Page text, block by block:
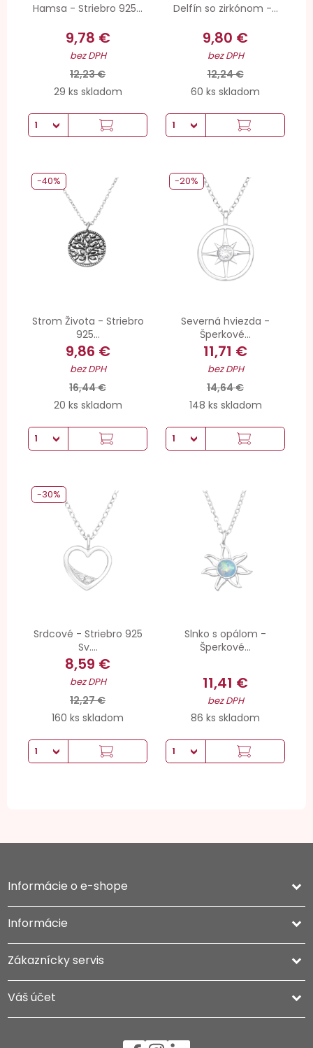
Hamsa - Striebro 925...
9,78 €
bez DPH
12,23 €
29 ks skladom
Delfín so zirkónom -...
9,80 €
bez DPH
12,24 €
60 ks skladom
Strom Života - Striebro
925...
9,86 €
bez DPH
16,44 €
20 ks skladom
-40%
Severná hviezda -
Šperkové...
11,71 €
bez DPH
14,64 €
148 ks skladom
-20%
Srdcové - Striebro 925
Sv....
8,59 €
bez DPH
12,27 €
160 ks skladom
-30%
Slnko s opálom -
Šperkové...
11,41 €
bez DPH
86 ks skladom
Informácie o e-shope keyboard_arrow_down
Informácie 
Zákaznícky servis 
Váš účet 